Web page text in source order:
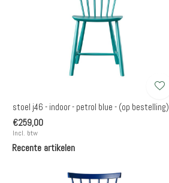
stoel j46 - indoor - petrol blue - (op bestelling)
€259,00
Incl. btw
Recente artikelen